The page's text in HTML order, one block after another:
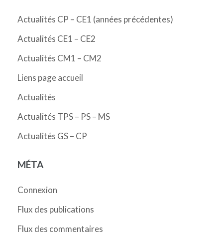
Actualités CP – CE1 (années précédentes)
Actualités CE1 – CE2
Actualités CM1 – CM2
Liens page accueil
Actualités
Actualités TPS – PS – MS
Actualités GS – CP
MÉTA
Connexion
Flux des publications
Flux des commentaires